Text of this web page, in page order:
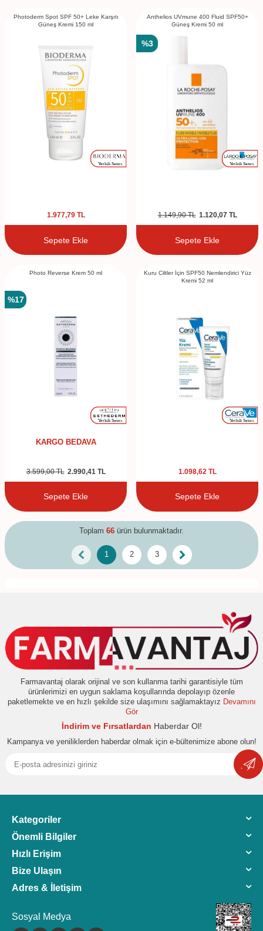
Photoderm Spot SPF 50+ Leke Karşıtı
Güneş Kremi 150 ml
1.977,79TL
Sepete Ekle
Anthelios UVmune 400 Fluid SPF50+
Güneş Kremi 50 ml
%3
1.149,90TL 1.120,07TL
Sepete Ekle
Photo Reverse Krem 50 ml
%17
KARGO BEDAVA
3.599,00TL 2.990,41TL
Sepete Ekle
Kuru Ciltler İçin SPF50 Nemlendirici Yüz
Kremi 52 ml
1.098,62TL
Sepete Ekle
Toplam 66 ürün bulunmaktadır.
1 2 3
Farmavantaj olarak orijinal ve son kullanma tarihi garantisiyle tüm
ürünlerimizi en uygun saklama koşullarında depolayıp özenle
paketlemekte ve en hızlı şekilde size ulaşımını sağlamaktayız Devamını
Gör
İndirim ve Fırsatlardan Haberdar Ol!
Kampanya ve yeniliklerden haberdar olmak için e-bültenimize abone olun!
Kategoriler
Önemli Bilgiler
Hızlı Erişim
Bize Ulaşın
Adres & İletişim
Sosyal Medya